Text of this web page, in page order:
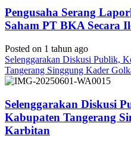
Pengusaha Serang
Saham PT BKA Secara
Posted on 1 tahun ago
Selenggarakan Diskusi Publik,
Tangerang Singgung Kader
Selenggarakan Diskusi
Kabupaten Tangerang
Karbitan